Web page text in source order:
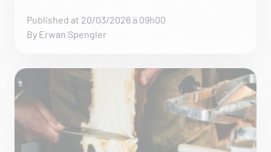
Published at 20/03/2026 à 09h00
By Erwan Spengler